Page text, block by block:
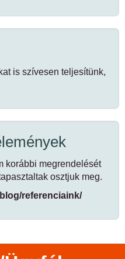
is szívesen teljesítünk,
korábbi megrendelését
osztjuk meg.
referenciaink/